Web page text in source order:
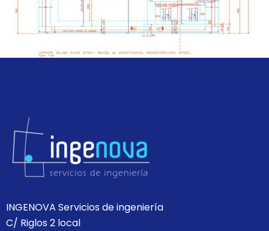
INGENOVA Servicios de ingeniería
C/ Riglos 2 local